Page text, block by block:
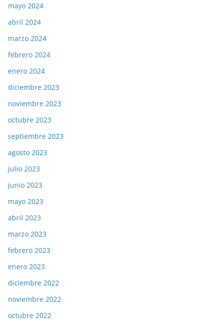
mayo 2024
abril 2024
marzo 2024
febrero 2024
enero 2024
diciembre 2023
noviembre 2023
octubre 2023
septiembre 2023
agosto 2023
julio 2023
junio 2023
mayo 2023
abril 2023
marzo 2023
febrero 2023
enero 2023
diciembre 2022
noviembre 2022
octubre 2022